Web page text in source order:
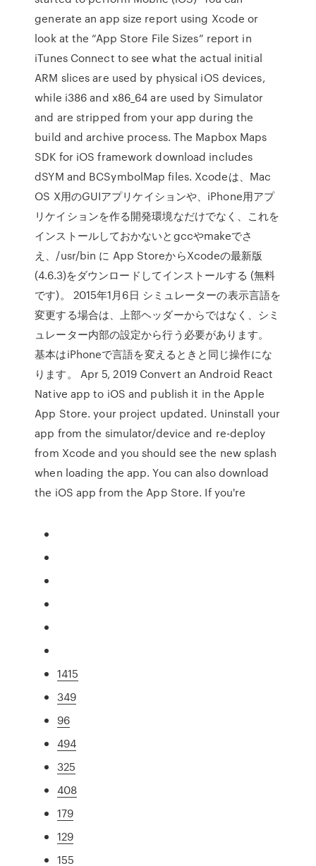
generate an app size report using Xcode or
look at the “App Store File Sizes” report in
iTunes Connect to see what the actual initial
ARM slices are used by physical iOS devices,
while i386 and x86_64 are used by Simulator
and are stripped from your app during the
build and archive process. The Mapbox Maps
SDK for iOS framework download includes
dSYM and BCSymbolMap files. Xcodeは、Mac
OS X用のGUIアプリケイションや、iPhone用アプ
リケイションを作る開発環境なだけでなく、これを
インストールしておかないとgccやmakeでさ
え、/usr/bin に App StoreからXcodeの最新版
(4.6.3)をダウンロードしてインストールする (無料
です)。 2015年1月6日 シミュレーターの表示言語を
変更する場合は、上部ヘッダーからではなく、シミ
ュレーター内部の設定から行う必要があります。
基本はiPhoneで言語を変えるときと同じ操作にな
ります。 Apr 5, 2019 Convert an Android React
Native app to iOS and publish it in the Apple
App Store. your project updated. Uninstall your
app from the simulator/device and re-deploy
from Xcode and you should see the new splash
when loading the app. You can also download
the iOS app from the App Store. If you're
1415
349
96
494
325
408
179
129
155